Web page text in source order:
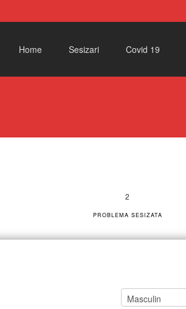
Home
Sesizari Covid 19
PROBLEMA SESIZATA